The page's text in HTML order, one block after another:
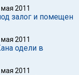
2011
залог и помещен
мая 2011
одели в
мая 2011